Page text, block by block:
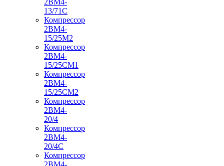
13/71С
Компрессор
2ВМ4-
15/25М2
Компрессор
2ВМ4-
15/25СМ1
Компрессор
2ВМ4-
15/25СМ2
Компрессор
2ВМ4-
20/4
Компрессор
2ВМ4-
20/4С
Компрессор
2ВМ4-